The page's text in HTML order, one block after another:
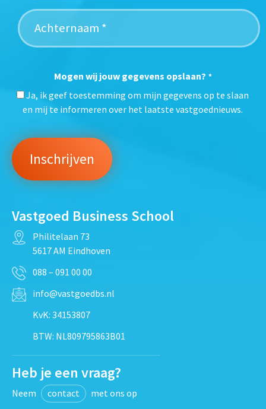
Mogen wij jouw gegevens opslaan? *
Ja, ik geef toestemming om mijn gegevens op te slaan
en mij te informeren over het laatste vastgoednieuws.
Vastgoed Business School
Philitelaan 73
5617 AM Eindhoven
088 – 091 00 00
info@vastgoedbs.nl
KvK: 34153807
BTW: NL809795863B01
Heb je een vraag?
Neem contact met ons op